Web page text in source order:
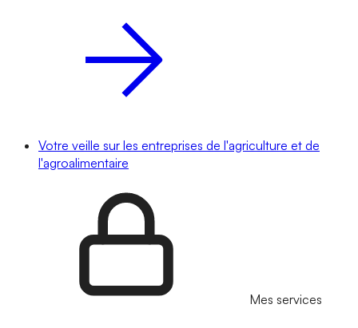
Votre veille sur les entreprises de l'agriculture et de
l'agroalimentaire
Mes services